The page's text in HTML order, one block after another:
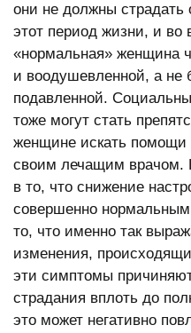
они не должны страдать
этот период жизни, и во
«нормальная» женщина
и воодушевленной, а не
подавленной.
тоже могут стать
женщине искать помощи
своим лечащим врачом.
в то, что снижение
совершенно
то, что именно так
изменения,
эти симптомы
страдания вплоть до
это может негативно